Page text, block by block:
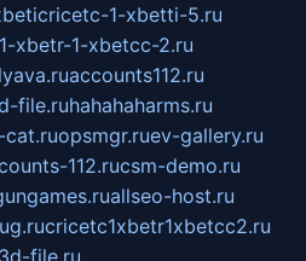
1-xbetti-5.ru
xbetr-1-xbetcc-2.ru
accounts112.ru
file.ruhahahaharms.ru
cat.ruopsmgr.ruev-gallery.ru
112.rucsm-demo.ru
allseo-host.ru
cricetc1xbetr1xbetcc2.ru
3d-file.ru